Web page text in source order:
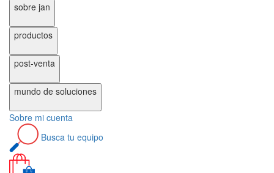
sobre jan
productos
post-venta
mundo de soluciones
Sobre mi cuenta
Busca tu equipo